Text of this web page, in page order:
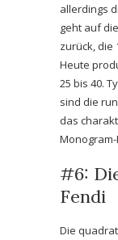
allerdings
geht auf
zurück, die
Heute
25 bis 40.
sind die
das
#6:
Fendi
Die